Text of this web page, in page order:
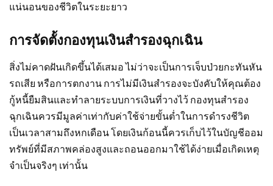
แน่นอนของชีวิตในระยะยาว
การจัดตั้งกองทุนเงินสำรองฉุกเฉิน
สิ่งไม่คาดฝันเกิดขึ้นได้เสมอ ไม่ว่าจะเป็นการเจ็บป่วยกะทันหัน
รถเสีย หรือการตกงาน การไม่มีเงินสำรองจะบังคับให้คุณต้อง
กู้หนี้ยืมสินและทำลายระบบการเงินที่วางไว้ กองทุนสำรอง
ฉุกเฉินควรมีมูลค่าเท่ากับค่าใช้จ่ายขั้นต่ำในการดำรงชีวิต
เป็นเวลาสามถึงหกเดือน โดยเงินก้อนนี้ควรเก็บไว้ในบัญชีออม
ทรัพย์ที่มีสภาพคล่องสูงและถอนออกมาใช้ได้ง่ายเมื่อเกิดเหตุ
จำเป็นจริงๆ เท่านั้น